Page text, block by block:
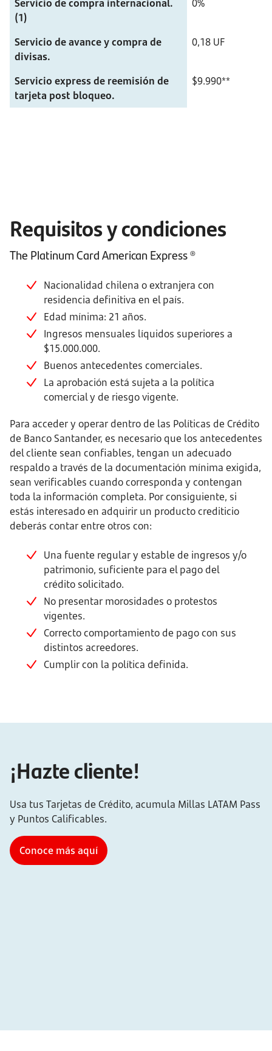
Servicio de compra internacional.
(1)
0%
Servicio de avance y compra de
divisas.
0,18 UF
Servicio express de reemisión de
tarjeta post bloqueo.
$9.990**
Requisitos y condiciones
The Platinum Card American Express ®
Nacionalidad chilena o extranjera con
residencia definitiva en el país.
Edad mínima: 21 años.
Ingresos mensuales líquidos superiores a
$15.000.000.
Buenos antecedentes comerciales.
La aprobación está sujeta a la política
comercial y de riesgo vigente.
Para acceder y operar dentro de las Políticas de Crédito
de Banco Santander, es necesario que los antecedentes
del cliente sean confiables, tengan un adecuado
respaldo a través de la documentación mínima exigida,
sean verificables cuando corresponda y contengan
toda la información completa. Por consiguiente, si
estás interesado en adquirir un producto crediticio
deberás contar entre otros con:
Una fuente regular y estable de ingresos y/o
patrimonio, suficiente para el pago del
crédito solicitado.
No presentar morosidades o protestos
vigentes.
Correcto comportamiento de pago con sus
distintos acreedores.
Cumplir con la política definida.
¡Hazte cliente!
Usa tus Tarjetas de Crédito, acumula Millas LATAM Pass
y Puntos Calificables.
Conoce más aquí